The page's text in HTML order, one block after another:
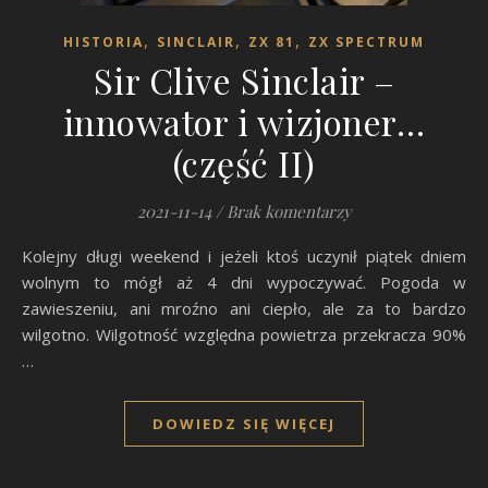
HISTORIA, SINCLAIR, ZX 81 , ZX SPECTRUM
Sir Clive Sinclair –
innowator i wizjoner…
(część II)
2021-11-14 / Brak komentarzy
Kolejny długi weekend i jeżeli ktoś uczynił piątek dniem
wolnym to mógł aż 4 dni wypoczywać. Pogoda w
zawieszeniu, ani mroźno ani ciepło, ale za to bardzo
wilgotno. Wilgotność względna powietrza przekracza 90%
…
DOWIEDZ SIĘ WIĘCEJ